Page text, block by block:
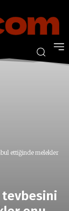
ettiğinde melekler
tevbesini